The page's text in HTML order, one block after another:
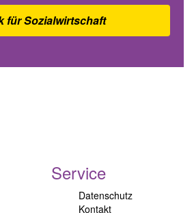
für Sozialwirtschaft
Service
Datenschutz
Kontakt